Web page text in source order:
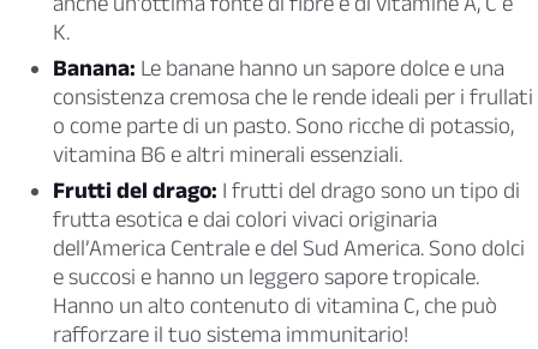
K.
Banana: Le banane hanno un sapore dolce e una
consistenza cremosa che le rende ideali per i frullati
o come parte di un pasto. Sono ricche di potassio,
vitamina B6 e altri minerali essenziali.
Frutti del drago: I frutti del drago sono un tipo di
frutta esotica e dai colori vivaci originaria
dell’America Centrale e del Sud America. Sono dolci
e succosi e hanno un leggero sapore tropicale.
Hanno un alto contenuto di vitamina C, che può
rafforzare il tuo sistema immunitario!